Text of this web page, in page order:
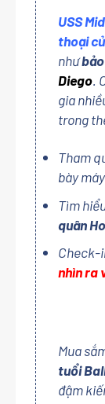
USS
thoại
như
Diego.
gia
trong
Tham
bày
Tìm
quân
Check-
nhìn ra
Mua
tuổi
đậm